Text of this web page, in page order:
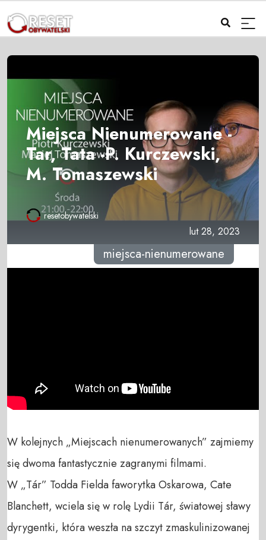
Miejsca Nienumerowane -
Tar, Tata -P. Kurczewski,
M. Tomaszewski
resetobywatelski
lut 28, 2023
miejsca-nienumerowane
W kolejnych „Miejscach nienumerowanych” zajmiemy
się dwoma fantastycznie zagranymi filmami.
W „Tár” Todda Fielda faworytka Oskarowa, Cate
Blanchett, wciela się w rolę Lydii Tár, światowej sławy
dyrygentki, która weszła na szczyt zmaskulinizowanej